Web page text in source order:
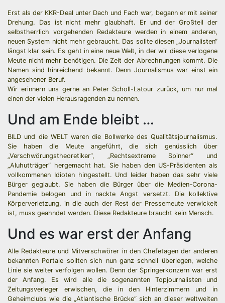
Erst als der KKR-Deal unter Dach und Fach war, begann er mit seiner
Drehung. Das ist nicht mehr glaubhaft. Er und der Großteil der
selbstherrlich vorgehenden Redakteure werden in einem anderen,
neuen System nicht mehr gebraucht. Das sollte diesen „Journalisten“
längst klar sein. Es geht in eine neue Welt, in der wir diese verlogene
Meute nicht mehr benötigen. Die Zeit der Abrechnungen kommt. Die
Namen sind hinreichend bekannt. Denn Journalismus war einst ein
angesehener Beruf.
Wir erinnern uns gerne an Peter Scholl-Latour zurück, um nur mal
einen der vielen Herausragenden zu nennen.
Und am Ende bleibt …
BILD und die WELT waren die Bollwerke des Qualitätsjournalismus.
Sie haben die Meute angeführt, die sich genüsslich über
„Verschwörungstheoretiker“, „Rechtsextreme Spinner“ und
„Aluhutträger“ hergemacht hat. Sie haben den US-Präsidenten als
vollkommenen Idioten hingestellt. Und leider haben das sehr viele
Bürger geglaubt. Sie haben die Bürger über die Medien-Corona-
Pandemie belogen und in nackte Angst versetzt. Die kollektive
Körperverletzung, in die auch der Rest der Pressemeute verwickelt
ist, muss geahndet werden. Diese Redakteure braucht kein Mensch.
Und es war erst der Anfang
Alle Redakteure und Mitverschwörer in den Chefetagen der anderen
bekannten Portale sollten sich nun ganz schnell überlegen, welche
Linie sie weiter verfolgen wollen. Denn der Springerkonzern war erst
der Anfang. Es wird alle die sogenannten Topjournalisten und
Zeitungsverleger erwischen, die in den Hinterzimmern und in
Geheimclubs wie die „Atlantische Brücke“ sich an dieser weltweiten